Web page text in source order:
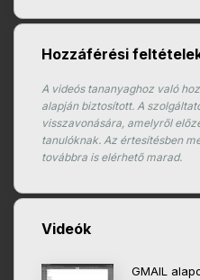
Hozzáférési
A videós tananyaghoz való
alapján biztosított. A
visszavonására, amelyről
tanulóknak. Az értesítésben
továbbra is elérhető marad.
Videók
GMAIL